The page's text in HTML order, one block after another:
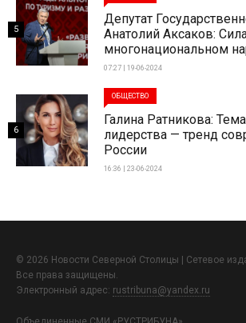
Депутат
Анатолий Аксаков:
многонациональном
07:27 | 19-06-2024
5
ОБЩЕСТВО
Галина Ратникова:
лидерства — тренд
России
16:36 | 23-06-2024
6
© 2026 Новости Северной Столицы | Сетевое
Все права защищены.
Электронный адрес: rustribuna@yandex.ru